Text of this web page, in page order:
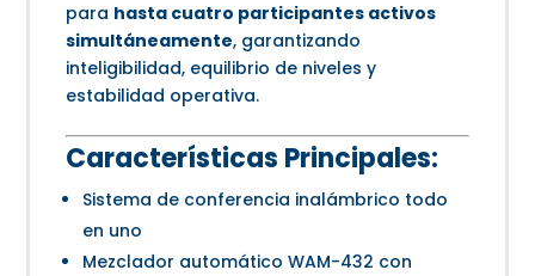
para hasta cuatro participantes activos
simultáneamente, garantizando
inteligibilidad, equilibrio de niveles y
estabilidad operativa.
Características Principales:
Sistema de conferencia inalámbrico todo
en uno
Mezclador automático WAM-432 con